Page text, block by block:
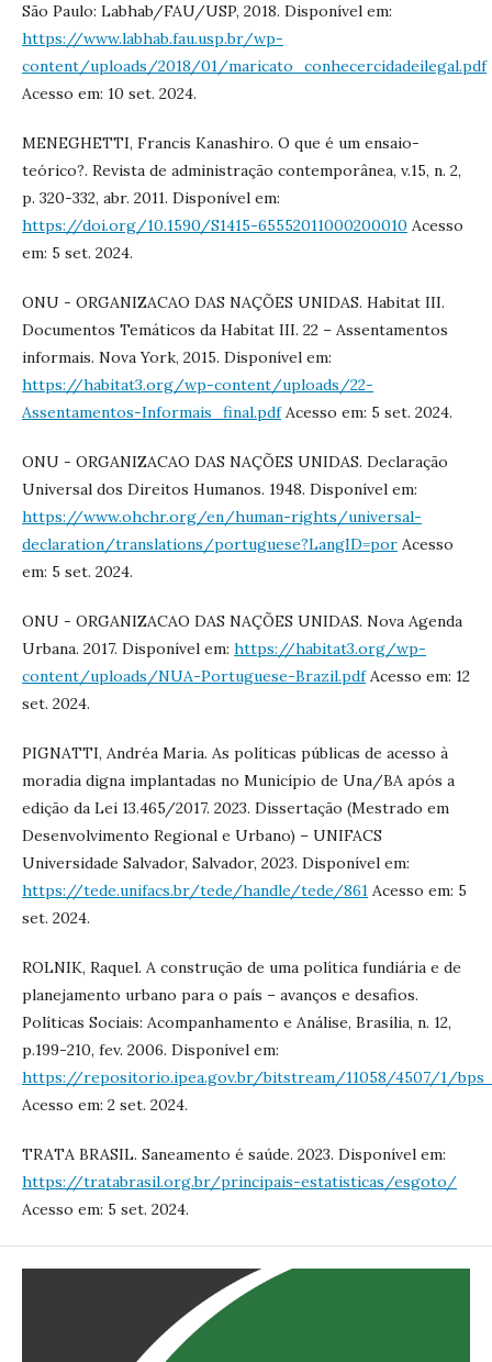
São Paulo: Labhab/FAU/USP, 2018. Disponível em:
https://www.labhab.fau.usp.br/wp-
content/uploads/2018/01/maricato_conhecercidadeilegal.pdf
Acesso em: 10 set. 2024.
MENEGHETTI, Francis Kanashiro. O que é um ensaio-
teórico?. Revista de administração contemporânea, v.15, n. 2,
p. 320-332, abr. 2011. Disponível em:
https://doi.org/10.1590/S1415-65552011000200010 Acesso
em: 5 set. 2024.
ONU - ORGANIZACAO DAS NAÇÕES UNIDAS. Habitat III.
Documentos Temáticos da Habitat III. 22 – Assentamentos
informais. Nova York, 2015. Disponível em:
https://habitat3.org/wp-content/uploads/22-
Assentamentos-Informais_final.pdfAcesso em: 5 set. 2024.
ONU - ORGANIZACAO DAS NAÇÕES UNIDAS. Declaração
Universal dos Direitos Humanos. 1948. Disponível em:
https://www.ohchr.org/en/human-rights/universal-
declaration/translations/portuguese?LangID=por Acesso
em: 5 set. 2024.
ONU - ORGANIZACAO DAS NAÇÕES UNIDAS. Nova Agenda
Urbana. 2017. Disponível em: https://habitat3.org/wp-
content/uploads/NUA-Portuguese-Brazil.pdfAcesso em: 12
set. 2024.
PIGNATTI, Andréa Maria. As políticas públicas de acesso à
moradia digna implantadas no Município de Una/BA após a
edição da Lei 13.465/2017. 2023. Dissertação (Mestrado em
Desenvolvimento Regional e Urbano) – UNIFACS
Universidade Salvador, Salvador, 2023. Disponível em:
https://tede.unifacs.br/tede/handle/tede/861 Acesso em: 5
set. 2024.
ROLNIK, Raquel. A construção de uma política fundiária e de
planejamento urbano para o país – avanços e desafios.
Políticas Sociais: Acompanhamento e Análise, Brasília, n. 12,
p.199-210, fev. 2006. Disponível em:
https://repositorio.ipea.gov.br/bitstream/11058/4507/1/
Acesso em: 2 set. 2024.
TRATA BRASIL. Saneamento é saúde. 2023. Disponível em:
https://tratabrasil.org.br/principais-estatisticas/esgoto/
Acesso em: 5 set. 2024.